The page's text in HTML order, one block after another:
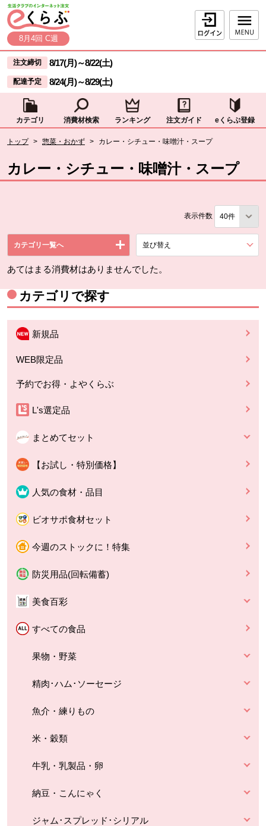
ページの先頭です。
本文へジャンプする。
8月4回 C週
ログイン
ここからサイト内共通メニューです。
サイト内共通メニューをスキップする
注文締切 8/17(月)～8/22(土)
配達予定 8/24(月)～8/29(土)
カテゴリ 消費材検索 ランキング 注文ガイド eくらぶ登録
トップ > 惣菜・おかず > カレー・シチュー・味噌汁・スープ
カレー・シチュー・味噌汁・スープ
表示件数
カテゴリ一覧へ 並び替え
あてはまる消費材はありませんでした。
カテゴリで探す
新規品
WEB限定品
予約でお得・よやくらぶ
L's選定品
まとめてセット
【お試し・特別価格】
人気の食材・品目
ビオサポ食材セット
今週のストックに！特集
防災用品(回転備蓄)
美食百彩
すべての食品
果物・野菜
精肉･ハム･ソーセージ
魚介・練りもの
米・穀類
牛乳・乳製品・卵
納豆・こんにゃく
ジャム･スプレッド･シリアル